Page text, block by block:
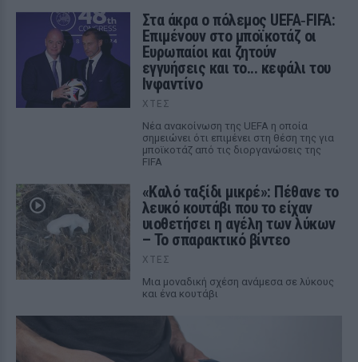
Στα άκρα ο πόλεμος UEFA‑FIFA:
Επιμένουν στο μποϊκοτάζ οι
Ευρωπαίοι και ζητούν
εγγυήσεις και το... κεφάλι του
Ινφαντίνο
ΧΤΕΣ
Νέα ανακοίνωση της UEFA η οποία
σημειώνει ότι επιμένει στη θέση της για
μποϊκοτάζ από τις διοργανώσεις της
FIFA
«Καλό ταξίδι μικρέ»: Πέθανε το
λευκό κουτάβι που το είχαν
υιοθετήσει η αγέλη των λύκων
– Το σπαρακτικό βίντεο
ΧΤΕΣ
Μια μοναδική σχέση ανάμεσα σε λύκους
και ένα κουτάβι